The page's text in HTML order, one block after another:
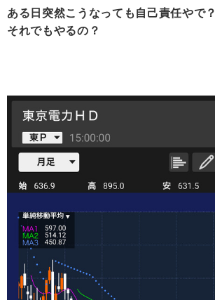
ある日突然こうなっても自己責任やで？
それでもやるの？